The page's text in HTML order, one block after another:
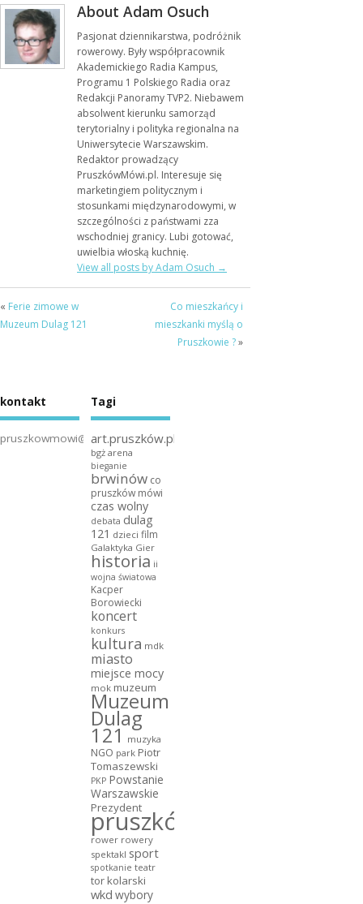
About Adam Osuch
Pasjonat dziennikarstwa, podróżnik
rowerowy. Były współpracownik
Akademickiego Radia Kampus,
Programu 1 Polskiego Radia oraz
Redakcji Panoramy TVP2. Niebawem
absolwent kierunku samorząd
terytorialny i polityka regionalna na
Uniwersytecie Warszawskim.
Redaktor prowadzący
PruszkówMówi.pl. Interesuje się
marketingiem politycznym i
stosunkami międzynarodowymi, w
szczególności z państwami zza
wschodniej granicy. Lubi gotować,
uwielbia włoską kuchnię.
View all posts by Adam Osuch →
« Ferie zimowe w
Muzeum Dulag 121
Co mieszkańcy i
mieszkanki myślą o
Pruszkowie ?»
kontakt
pruszkowmowi@gmail.com
Tagi
art.pruszków.pl
bgż arena
bieganie
brwinów co
pruszków mówi
czas wolny
debata dulag
121 dzieci film
Galaktyka Gier
historia ii
wojna światowa
Kacper
Borowiecki
koncert
konkurs
kultura mdk
miasto
miejsce mocy
mok muzeum
Muzeum
Dulag
121 muzyka
NGO park Piotr
Tomaszewski
PKP Powstanie
Warszawskie
Prezydent
pruszków
rower rowery
spektakl sport
spotkanie teatr
tor kolarski
wkd wybory